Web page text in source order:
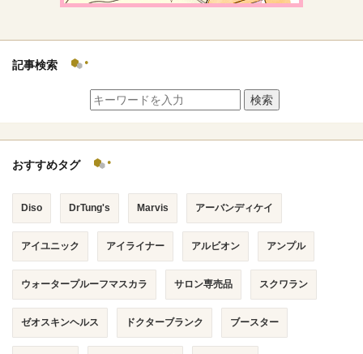
記事検索
検索
おすすめタグ
Diso DrTung's Marvis アーバンディケイ
アイユニック アイライナー アルビオン アンプル
ウォータープルーフマスカラ サロン専売品 スクワラン
ゼオスキンヘルス ドクターブランク ブースター